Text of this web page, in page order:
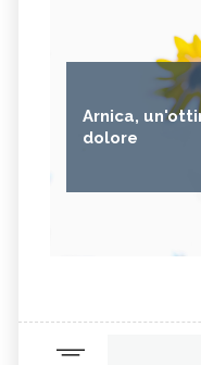
Arnica,
dolore